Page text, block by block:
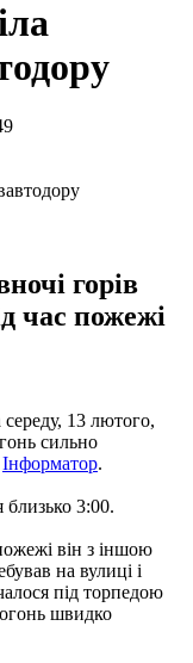
горів
час пожежі
13 лютого,
сильно
Інформатор.
близько 3:00.
він з іншою
на вулиці і
під торпедою
швидко